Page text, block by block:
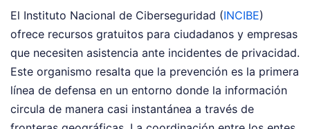
El Instituto Nacional de Ciberseguridad (INCIBE)
ofrece recursos gratuitos para ciudadanos y empresas
que necesiten asistencia ante incidentes de privacidad.
Este organismo resalta que la prevención es la primera
línea de defensa en un entorno donde la información
circula de manera casi instantánea a través de